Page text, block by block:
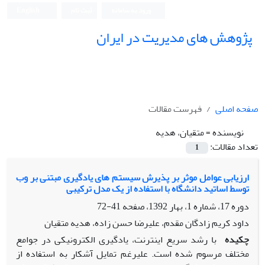
پژوهش های مدیریت در ایران
صفحه اصلی
فهرست مقالات
نویسنده =متقیان، هدیه
تعداد مقالات:
1
ارزیابی عوامل موثر بر پذیرش سیستم های یادگیری مبتنی بر وب
توسط اساتید دانشگاه با استفاده از یک مدل ترکیبی
دوره 17، شماره 1، بهار 1392، صفحه
41-72
داود کریم زادگان مقدم، علیرضا حسن زاده، هدیه متقیان
چکیده با رشد سریع اینترنت، یادگیری الکترونیکی در جوامع
مختلف مرسوم شده است. علیرغم تمایل آشکار به استفاده از